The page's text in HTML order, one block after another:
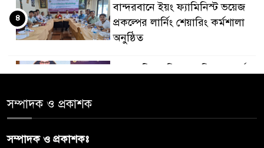
বান্দরবানে ইয়ং ফ্যামিনিস্ট ভয়েজ
প্রকল্পের লার্নিং শেয়ারিং কর্মশালা
অনুষ্ঠিত
৪
৬
সম্পাদক ও প্রকাশক
সম্পাদক ও প্রকাশকঃ